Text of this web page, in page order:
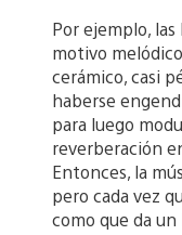
Por ejemplo,
motivo
cerámico, casi
haberse
para luego
reverberación
Entonces, la
pero cada vez
como que da